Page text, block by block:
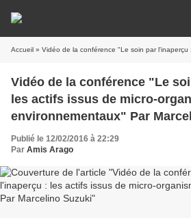
Accueil » Vidéo de la conférence "Le soin par l'inaperçu : les actifs issus de micro-
Vidéo de la conférence "Le
les actifs issus de micro-
environnementaux" Par
Publié le 12/02/2016 à 22:29
Par Amis Arago